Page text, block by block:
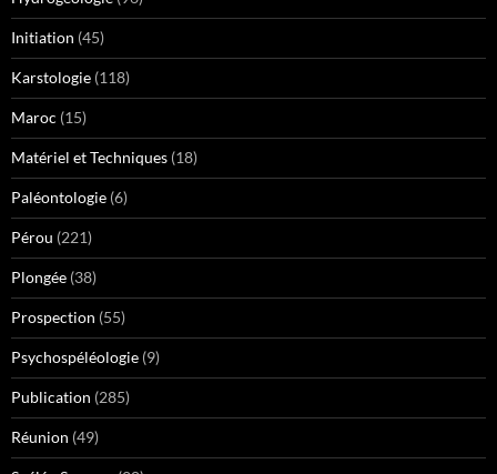
Initiation (45)
Karstologie (118)
Maroc (15)
Matériel et Techniques (18)
Paléontologie (6)
Pérou (221)
Plongée (38)
Prospection (55)
Psychospéléologie (9)
Publication (285)
Réunion (49)